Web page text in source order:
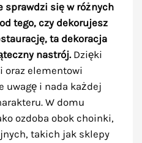
sprawdzi się w różnych
tego, czy dekorujesz
ta dekoracja
nastrój.Dzięki
oraz elementowi
uwagę i nada każdej
W domu
ozdoba obok choinki,
takich jak sklepy